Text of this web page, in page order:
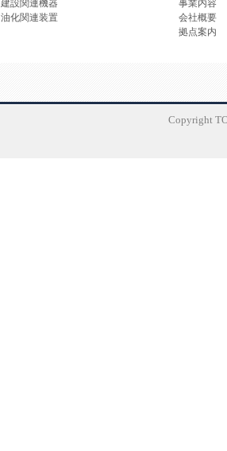
建設関連機器
油化関連装置
事業内容
会社概要
拠点案内
Copyright